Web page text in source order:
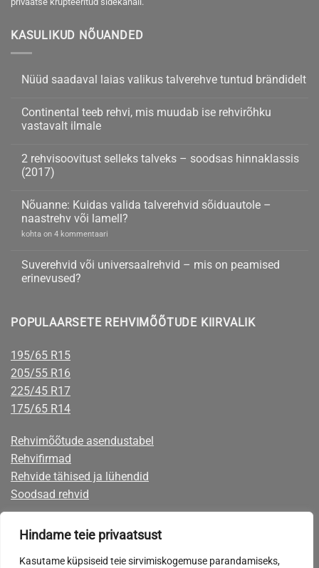
Hindame teie privaatsust
Kasutame küpsiseid teie sirvimiskogemuse parandamiseks,
KASULIKUD NÕUANDED
Nüüd saadaval laias valikus talverehve tuntud brändidelt
laias
valikus
talverehve
ei
ole
Continental teeb rehvi, mis muudab ise rehvirõhku
vastavalt ilmale
rehvi,
mis
muudab
vastavalt
ilmale
ei
ole
2 rehvisoovitust selleks talveks – soodsas hinnaklassis
(2017)
selleks
talveks
–
soodsas
ei
ole
Nõuanne: Kuidas valida talverehvid sõiduautole –
naastrehv või lamell?
Nõuanne:
talverehvid
sõiduautole
–
kohta on 4 kommentaari
Suverehvid või universaalrehvid – mis on peamised
erinevused?
–
mis
erinevused?
ole
POPULAARSETE REHVIMÕÕTUDE KIIRVALIK
195/65 R15
205/55 R16
225/45 R17
175/65 R14
Rehvimõõtude asendustabel
Rehvifirmad
Rehvide tähised ja lühendid
Soodsad rehvid
Rehvid järelmaksuga
Rehvide eest on võimalik tasuta mugavalt järelmaksuga, mille taotlemise